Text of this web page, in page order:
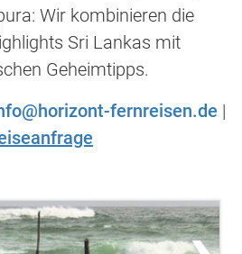
Wir kombinieren die
Sri Lankas mit
Geheimtipps.
fernreisen.de |